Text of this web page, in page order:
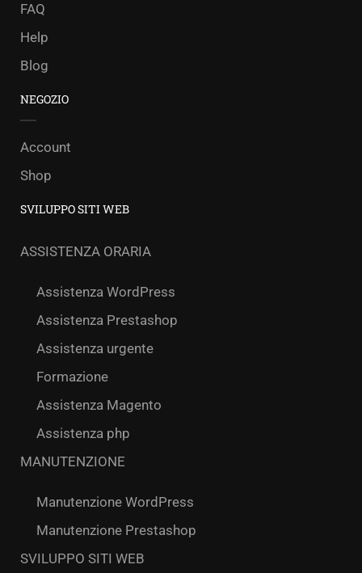
FAQ
Help
Blog
NEGOZIO
Account
Shop
SVILUPPO SITI WEB
ASSISTENZA ORARIA
Assistenza WordPress
Assistenza Prestashop
Assistenza urgente
Formazione
Assistenza Magento
Assistenza php
MANUTENZIONE
Manutenzione WordPress
Manutenzione Prestashop
SVILUPPO SITI WEB